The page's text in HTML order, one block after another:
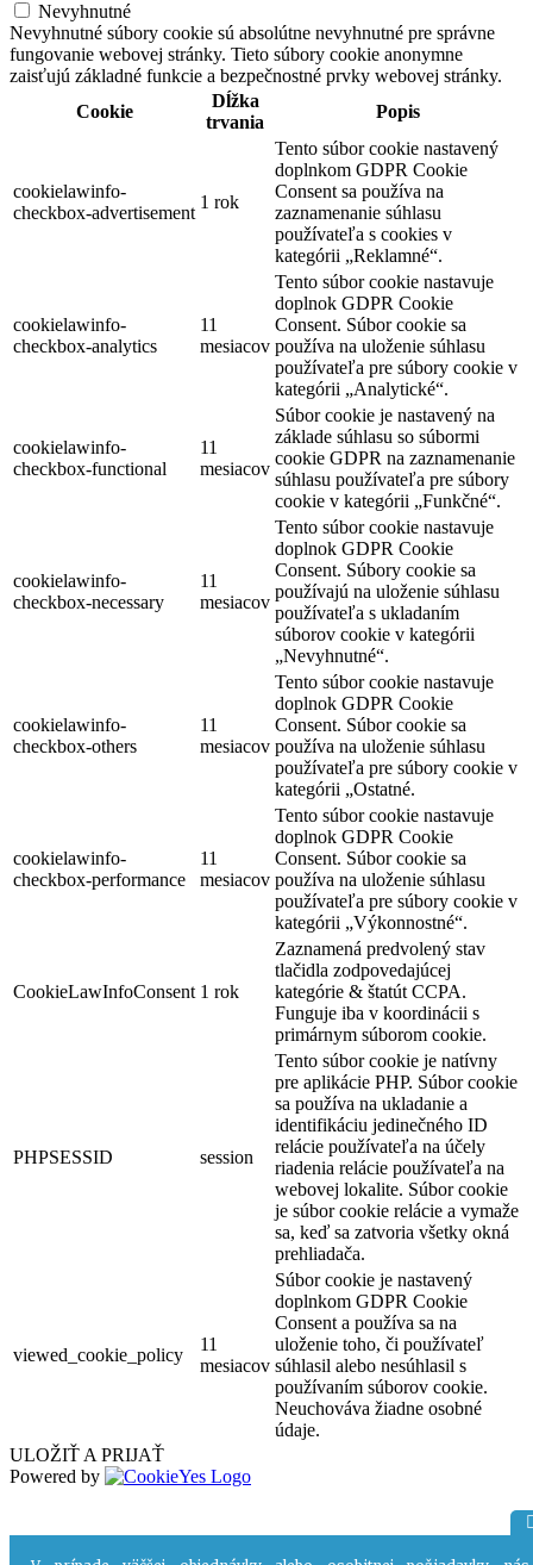
Nevyhnutné
Nevyhnutné súbory cookie sú absolútne nevyhnutné pre správne
fungovanie webovej stránky. Tieto súbory cookie anonymne
zaisťujú základné funkcie a bezpečnostné prvky webovej stránky.
Cookie
Dĺžka
trvania
Popis
cookielawinfo-
checkbox-advertisement
1 rok
Tento súbor cookie nastavený
doplnkom GDPR Cookie
Consent sa používa na
zaznamenanie súhlasu
používateľa s cookies v
kategórii „Reklamné“.
cookielawinfo-
checkbox-analytics
11
mesiacov
Tento súbor cookie nastavuje
doplnok GDPR Cookie
Consent. Súbor cookie sa
používa na uloženie súhlasu
používateľa pre súbory cookie v
kategórii „Analytické“.
cookielawinfo-
checkbox-functional
11
mesiacov
Súbor cookie je nastavený na
základe súhlasu so súbormi
cookie GDPR na zaznamenanie
súhlasu používateľa pre súbory
cookie v kategórii „Funkčné“.
cookielawinfo-
checkbox-necessary
11
mesiacov
Tento súbor cookie nastavuje
doplnok GDPR Cookie
Consent. Súbory cookie sa
používajú na uloženie súhlasu
používateľa s ukladaním
súborov cookie v kategórii
„Nevyhnutné“.
cookielawinfo-
checkbox-others
11
mesiacov
Tento súbor cookie nastavuje
doplnok GDPR Cookie
Consent. Súbor cookie sa
používa na uloženie súhlasu
používateľa pre súbory cookie v
kategórii „Ostatné.
cookielawinfo-
checkbox-performance
11
mesiacov
Tento súbor cookie nastavuje
doplnok GDPR Cookie
Consent. Súbor cookie sa
používa na uloženie súhlasu
používateľa pre súbory cookie v
kategórii „Výkonnostné“.
CookieLawInfoConsent 1 rok
Zaznamená predvolený stav
tlačidla zodpovedajúcej
kategórie & štatút CCPA.
Funguje iba v koordinácii s
primárnym súborom cookie.
PHPSESSID session
Tento súbor cookie je natívny
pre aplikácie PHP. Súbor cookie
sa používa na ukladanie a
identifikáciu jedinečného ID
relácie používateľa na účely
riadenia relácie používateľa na
webovej lokalite. Súbor cookie
je súbor cookie relácie a vymaže
sa, keď sa zatvoria všetky okná
prehliadača.
viewed_cookie_policy
11
mesiacov
Súbor cookie je nastavený
doplnkom GDPR Cookie
Consent a používa sa na
uloženie toho, či používateľ
súhlasil alebo nesúhlasil s
používaním súborov cookie.
Neuchováva žiadne osobné
údaje.
ULOŽIŤ A PRIJAŤ
Powered by